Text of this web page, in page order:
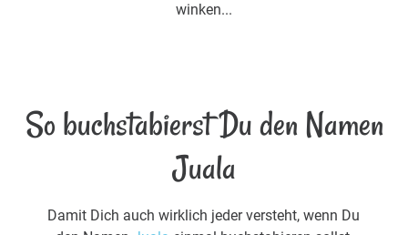
winken...
So buchstabierst Du den Namen
Juala
Damit Dich auch wirklich jeder versteht, wenn Du